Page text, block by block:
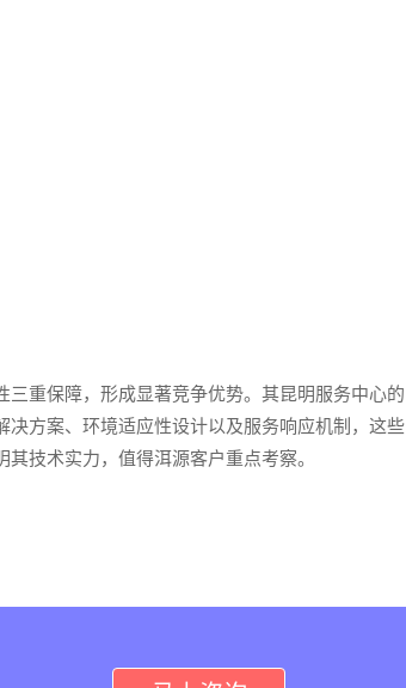
重保障，形成显著竞争优势。其昆明服务中心的
方案、环境适应性设计以及服务响应机制，这些
技术实力，值得洱源客户重点考察。